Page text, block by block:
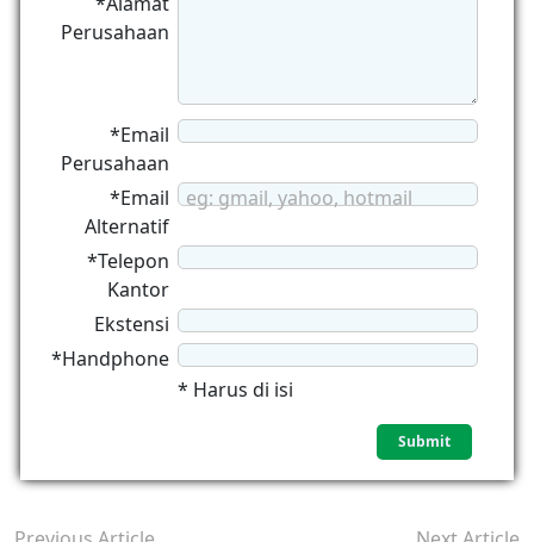
Perusahaan
*Email
Perusahaan
*Email
Alternatif
eg: gmail, yahoo, hotmail
*Telepon
Kantor
Ekstensi
*Handphone
* Harus di isi